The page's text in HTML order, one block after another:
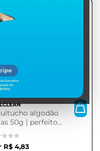
algodão
50g | perfeito
artesanato e
pessoais
R$ 4,83